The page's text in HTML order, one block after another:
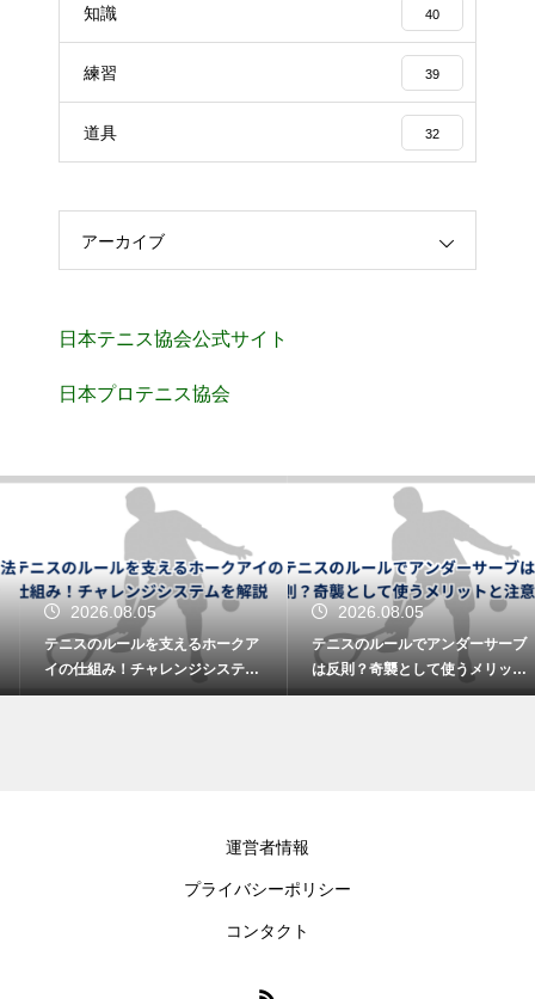
知識 40
練習 39
道具 32
アーカイブ
日本テニス協会公式サイト
日本プロテニス協会
2026.08.05
テニスのルールを支えるホークア
イの仕組み！チャレンジシステム
を解説
2026.08.05
テニスのルールでアンダーサーブ
は反則？奇襲として使うメリット
と注意
運営者情報
プライバシーポリシー
コンタクト